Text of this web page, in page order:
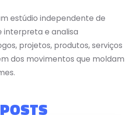
estúdio independente de
interpreta e analisa
projetos, produtos, serviços
dos movimentos que moldam
POSTS